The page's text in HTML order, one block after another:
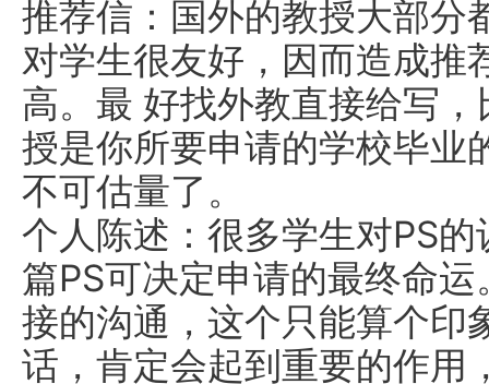
推荐信：国外的教授大部分
对学生很友好，因而造成推
高。最 好找外教直接给写
授是你所要申请的学校毕业
不可估量了。
个人陈述：很多学生对PS
篇PS可决定申请的最终命
接的沟通，这个只能算个印
话，肯定会起到重要的作用